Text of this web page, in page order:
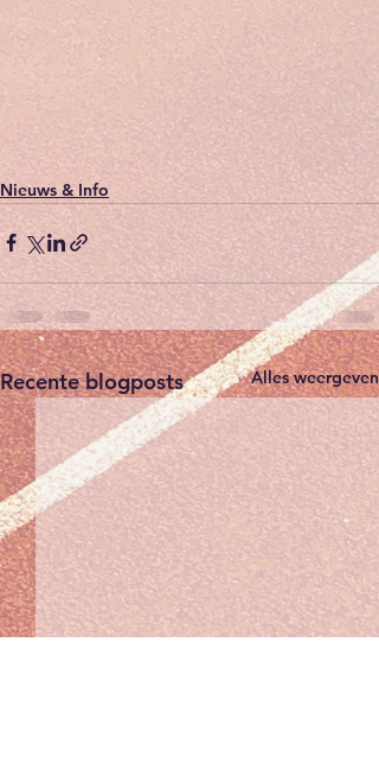
Nieuws & Info
Recente blogposts Alles weergeven